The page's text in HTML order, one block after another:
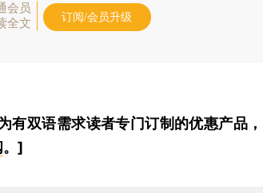
会员
全文
订阅/会员升级
有双语需求读者专门订制的优惠产品，
。]